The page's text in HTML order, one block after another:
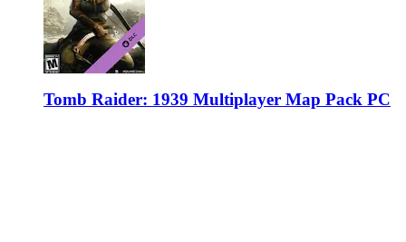
Tomb Raider: 1939 Multiplayer Map Pack PC